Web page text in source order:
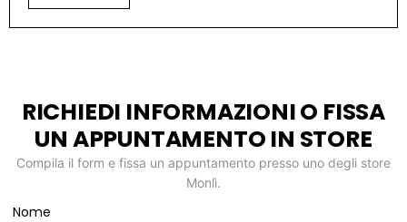
RICHIEDI INFORMAZIONI O FISSA
UN APPUNTAMENTO IN STORE
Compila il form e fissa un appuntamento presso uno degli store
Monlì.
Nome